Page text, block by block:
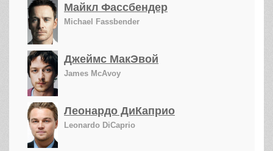
Майкл Фассбендер
Michael Fassbender
Джеймс МакЭвой
James McAvoy
Леонардо ДиКаприо
Leonardo DiCaprio